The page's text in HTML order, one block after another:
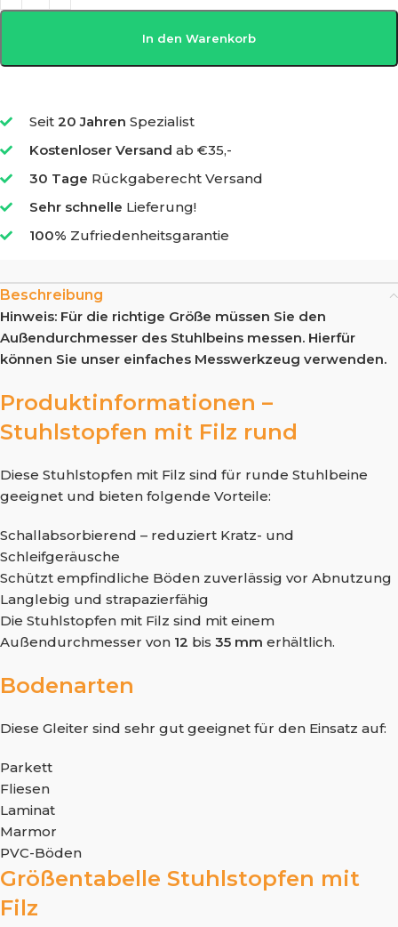
In den Warenkorb
Seit 20 Jahren Spezialist
Kostenloser Versand ab €35,-
30 Tage Rückgaberecht Versand
Sehr schnelle Lieferung!
100% Zufriedenheitsgarantie
Beschreibung
Hinweis: Für die richtige Größe müssen Sie den
Außendurchmesser des Stuhlbeins messen. Hierfür
können Sie unser einfaches Messwerkzeug verwenden.
Produktinformationen –
Stuhlstopfen mit Filz rund
Diese Stuhlstopfen mit Filz sind für runde Stuhlbeine
geeignet und bieten folgende Vorteile:
Schallabsorbierend – reduziert Kratz- und
Schleifgeräusche
Schützt empfindliche Böden zuverlässig vor Abnutzung
Langlebig und strapazierfähig
Die Stuhlstopfen mit Filz sind mit einem
Außendurchmesser von 12 bis 35 mm erhältlich.
Bodenarten
Diese Gleiter sind sehr gut geeignet für den Einsatz auf:
Parkett
Fliesen
Laminat
Marmor
PVC-Böden
Größentabelle Stuhlstopfen mit
Filz